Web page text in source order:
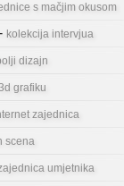
s mačjim okusom
kolekcija intervjua
dizajn
grafiku
zajednica
scena
umjetnika